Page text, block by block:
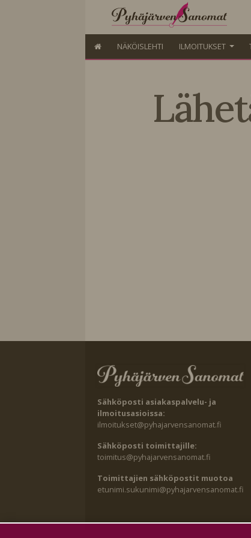
NÄKÖISLEHTI ILMOITUKSET
Sähköposti asiakaspalvelu- ja
ilmoitusasioissa:
ilmoitukset@pyhajarvensanomat.fi
Sähköposti toimittajille:
toimitus@pyhajarvensanomat.fi
Toimittajien sähköpostit muotoa
etunimi.sukunimi@pyhajarvensanomat.fi